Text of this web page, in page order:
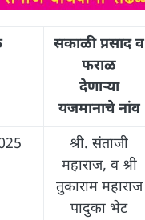
सकाळी प्रसाद व
फराळ
देणार्‍या
यजमानाचे नांव
श्री. संताजी
महाराज, व श्री
तुकाराम महाराज
पादुका भेट